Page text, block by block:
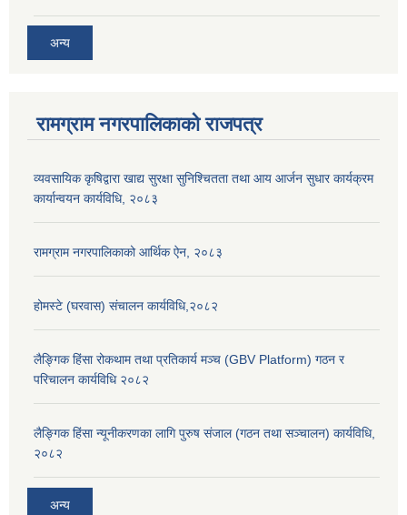
अन्य
रामग्राम नगरपालिकाको राजपत्र
व्यवसायिक कृषिद्वारा खाद्य सुरक्षा सुनिश्चितता तथा आय आर्जन सुधार कार्यक्रम
कार्यान्वयन कार्यविधि, २०८३
रामग्राम नगरपालिकाको आर्थिक ऐन, २०८३
होमस्टे (घरवास) संचालन कार्यविधि,२०८२
लैङ्गिक हिंसा रोकथाम तथा प्रतिकार्य मञ्च (GBV Platform) गठन र
परिचालन कार्यविधि २०८२
लैङ्गिक हिंसा न्यूनीकरणका लागि पुरुष संजाल (गठन तथा सञ्चालन) कार्यविधि,
२०८२
अन्य